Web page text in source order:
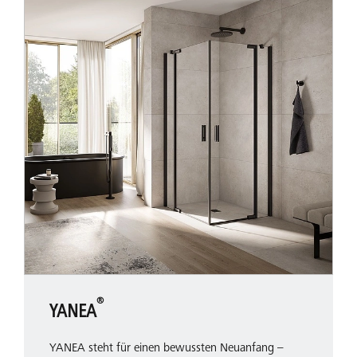
Sehen Sie, wie die Pendel-Falttür Platz spart
mit ausreichend Schwenkraum.
YANEA
®
YANEA steht für einen bewussten Neuanfang –